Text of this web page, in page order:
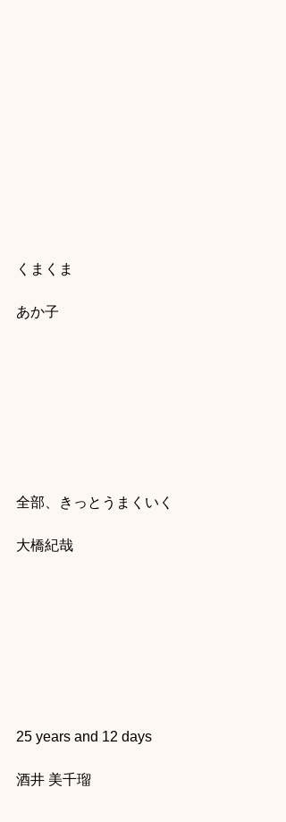
くまくま
あか子
全部、きっとうまくいく
大橋紀哉
25 years and 12 days
酒井 美千瑠